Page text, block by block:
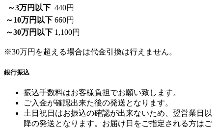
～3万円以下 440円
～10万円以下 660円
～30万円以下 1,100円
※30万円を超える場合は代金引換は行えません。
銀行振込
振込手数料はお客様負担でお願い致します。
ご入金が確認出来た後の発送となります。
土日祝日はお振込の確認が出来ないため、翌営業日以
降の発送となります。お届け日をご指定される方はご